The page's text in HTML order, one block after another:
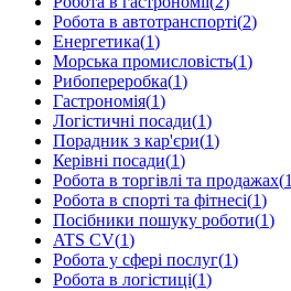
Робота в автотранспорті(2)
Енергетика(1)
Морська промисловість(1)
Рибопереробка(1)
Гастрономія(1)
Логістичні посади(1)
Порадник з кар'єри(1)
Керівні посади(1)
Робота в торгівлі та продажах(1
Робота в спорті та фітнесі(1)
Посібники пошуку роботи(1)
ATS CV(1)
Робота у сфері послуг(1)
Робота в логістиці(1)